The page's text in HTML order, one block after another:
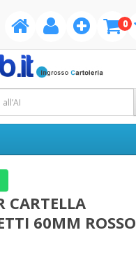
0
CARTELLA
60MM ROSSO